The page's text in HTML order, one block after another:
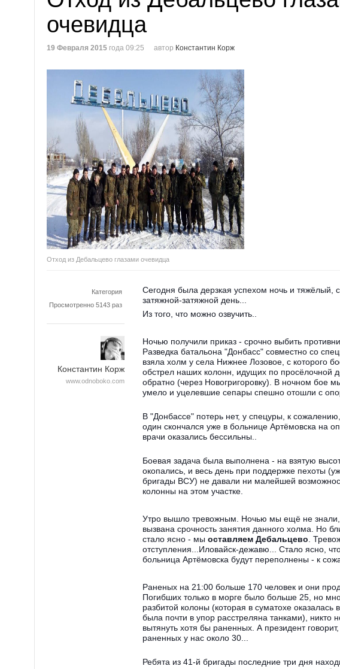
очевидца
19 Февраля 2015 года 09:25 автор Константин Корж
Отход из Дебальцево глазами очевидца
Категория
Просмотренно 5143 раз
Константин Корж
www.odnoboko.com
Сегодня была дерзкая успехом ночь и тяжёлый,
затяжной-затяжной день...
Из того, что можно озвучить..
Ночью получили приказ - срочно выбить
Разведка батальона "Донбасс" совместно со
взяла холм у села Нижнее Лозовое, с которого
обстрел наших колонн, идущих по просёлочной
обратно (через Новогригоровку). В ночном бое
умело и уцелевшие сепары спешно отошли с
В "Донбассе" потерь нет, у спецуры, к
один скончался уже в больнице Артёмовска на
врачи оказались бессильны..
Боевая задача была выполнена - на взятую
окопались, и весь день при поддержке пехоты
бригады ВСУ) не давали ни малейшей
колонны на этом участке.
Утро вышло тревожным. Ночью мы ещё не знали,
вызвана срочность занятия данного холма. Но
стало ясно - мы оставляем Дебальцево .
отступления...Иловайск-дежавю... Стало ясно,
больница Артёмовска будут переполнены - к
Раненых на 21:00 больше 170 человек и они
Погибших только в морге было больше 25, но
разбитой колоны (которая в суматохе
была почти в упор расстреляна танками), никто
вытянуть хотя бы раненных. А президент
раненных у нас около 30...
Ребята из 41-й бригады последние три дня